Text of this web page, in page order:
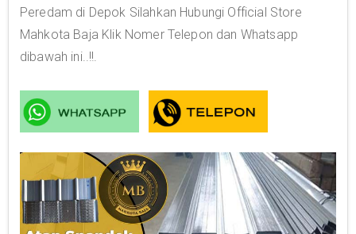
Peredam di Depok Silahkan Hubungi Official Store
Mahkota Baja Klik Nomer Telepon dan Whatsapp
dibawah ini..!!.